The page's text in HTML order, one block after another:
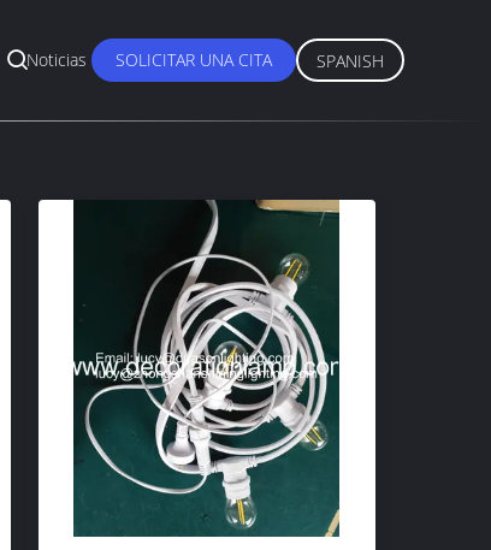
Noticias SOLICITAR UNA CITA SPANISH